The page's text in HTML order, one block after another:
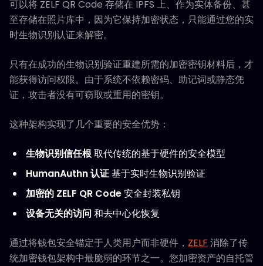
可以将 ZELF QR Code 存储在 IPFS 上、作为实体备份、甚
至存储在照片库中，因为它保持加密状态，只能通过您的实
时生物识别认证来解密。
只有在成功的生物识别验证重建所需的加密密钥材料后，才
能获得访问权限。由于系统不依赖密码、助记词或静态凭
证，攻击者没有可窃取或重用的密钥。
这种架构实现了几个重要的安全优势：
生物识别信任根取代传统的基于硬件的安全模型
HumanAuthn 认证基于实时生物识别验证
加密的 ZELF QR Code安全封装私钥
设备无关的访问 和去中心化恢复
通过将钱包安全锚定于人类用户而非硬件， ZELF 消除了传
统加密钱包架构中最脆弱的环节之一。您加密资产的自托管